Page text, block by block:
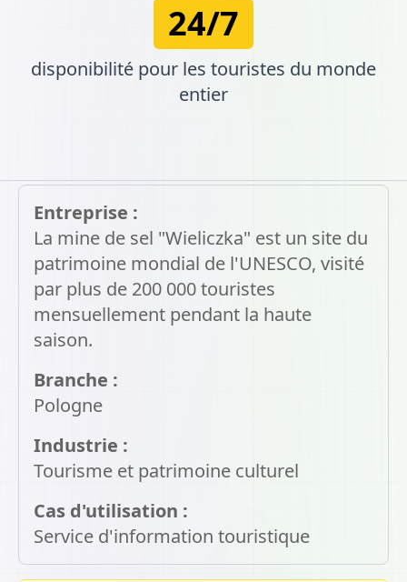
24/7
disponibilité pour les touristes du monde
entier
Entreprise :
La mine de sel "Wieliczka" est un site du
patrimoine mondial de l'UNESCO, visité
par plus de 200 000 touristes
mensuellement pendant la haute
saison.
Branche :
Pologne
Industrie :
Tourisme et patrimoine culturel
Cas d'utilisation :
Service d'information touristique